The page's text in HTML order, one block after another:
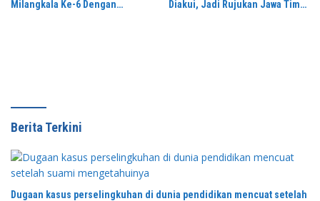
Milangkala Ke-6 Dengan
Diakui, Jadi Rujukan Jawa Timur
Berita Terkini
Dugaan kasus perselingkuhan di dunia pendidikan mencuat setelah